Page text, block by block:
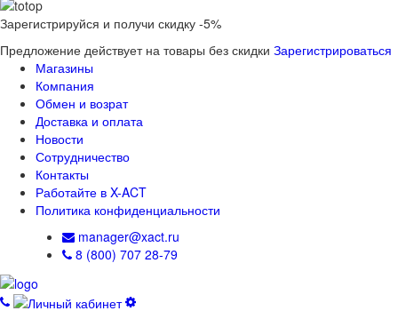
Зарегистрируйся и получи скидку -5%
Предложение действует на товары без скидки Зарегистрироваться
Магазины
Компания
Обмен и возрат
Доставка и оплата
Новости
Сотрудничество
Контакты
Работайте в X-ACT
Политика конфиденциальности
manager@xact.ru
8 (800) 707 28-79